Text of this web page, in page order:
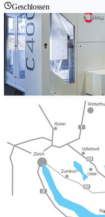
Geschlossen